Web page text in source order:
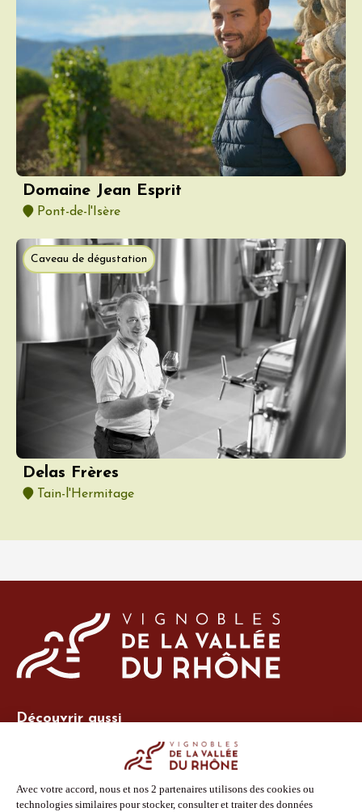
Domaine Jean Esprit
Pont-de-l'Isère
Caveau de dégustation
Delas Frères
Tain-l'Hermitage
Découvrir aussi
Espace adhérent
Espace presse